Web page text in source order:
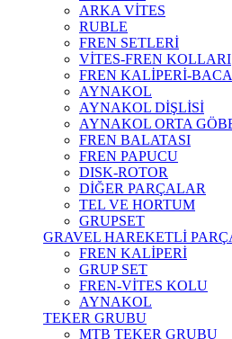
ARKA VİTES
RUBLE
FREN SETLERİ
VİTES-FREN KOLLARI
FREN KALİPERİ-
AYNAKOL
AYNAKOL DİŞLİSİ
AYNAKOL ORTA
FREN BALATASI
FREN PAPUCU
DISK-ROTOR
DİĞER PARÇALAR
TEL VE HORTUM
GRUPSET
GRAVEL HAREKETLİ
FREN KALİPERİ
GRUP SET
FREN-VİTES KOLU
AYNAKOL
TEKER GRUBU
MTB TEKER GRUBU